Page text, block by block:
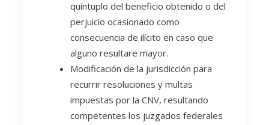
quíntuplo del beneficio obtenido o del
perjuicio ocasionado como
consecuencia de ilícito en caso que
alguno resultare mayor.
Modificación de la jurisdicción para
recurrir resoluciones y multas
impuestas por la CNV, resultando
competentes los juzgados federales